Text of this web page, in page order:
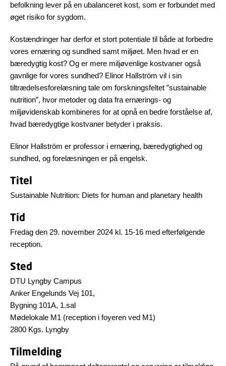
befolkning lever på en ubalanceret kost, som er forbundet med
øget risiko for sygdom.
Kostændringer har derfor et stort potentiale til både at forbedre
vores ernæring og sundhed samt miljøet. Men hvad er en
bæredygtig kost? Og er mere miljøvenlige kostvaner også
gavnlige for vores sundhed? Elinor Hallström vil i sin
tiltrædelsesforelæsning tale om forskningsfeltet ”sustainable
nutrition”, hvor metoder og data fra ernærings- og
miljøvidenskab kombineres for at opnå en bedre forståelse af,
hvad bæredygtige kostvaner betyder i praksis.
Elinor Hallström er professor i ernæring, bæredygtighed og
sundhed, og forelæsningen er på engelsk.
Titel
Sustainable Nutrition: Diets for human and planetary health
Tid
Fredag den 29. november 2024 kl. 15-16 med efterfølgende
reception.
Sted
DTU Lyngby Campus
Anker Engelunds Vej 101,
Bygning 101A, 1.sal
Mødelokale M1 (reception i foyeren ved M1)
2800 Kgs. Lyngby
Tilmelding